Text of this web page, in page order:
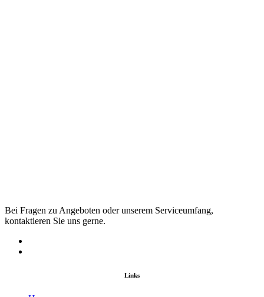
Bei Fragen zu Angeboten oder unserem Serviceumfang,
kontaktieren Sie uns gerne.
Links